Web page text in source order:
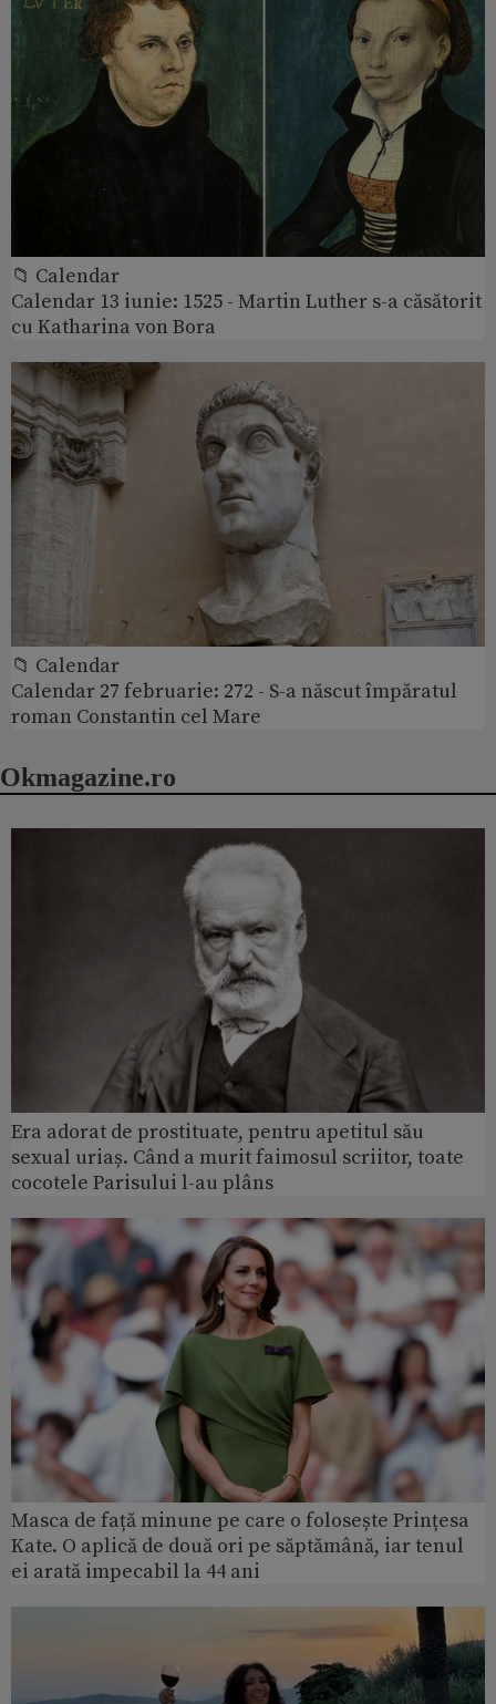
📁 Calendar
Calendar 13 iunie: 1525 - Martin Luther s-a căsătorit
cu Katharina von Bora
📁 Calendar
Calendar 27 februarie: 272 - S-a născut împăratul
roman Constantin cel Mare
Okmagazine.ro
Era adorat de prostituate, pentru apetitul său
sexual uriaș. Când a murit faimosul scriitor, toate
cocotele Parisului l-au plâns
Masca de față minune pe care o folosește Prințesa
Kate. O aplică de două ori pe săptămână, iar tenul
ei arată impecabil la 44 ani